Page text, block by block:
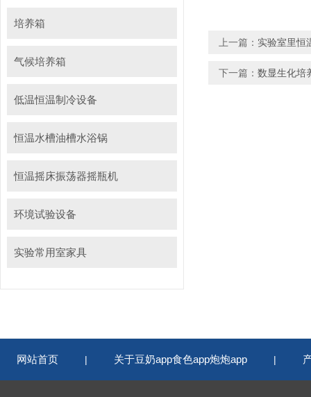
培养箱
气候培养箱
低温恒温制冷设备
恒温水槽油槽水浴锅
恒温摇床振荡器摇瓶机
环境试验设备
实验常用室家具
上一篇： 实验室里恒
下一篇： 数显生化培
网站首页 | 关于豆奶app食色app炮炮app |